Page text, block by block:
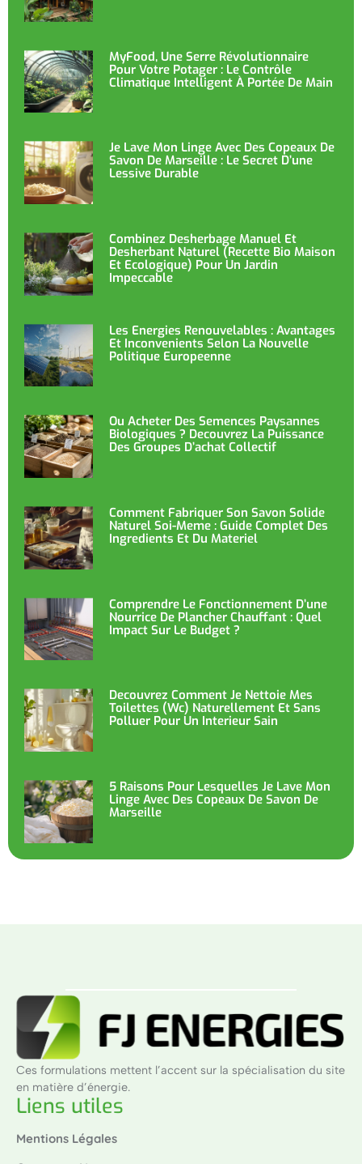
MyFood, Une Serre Révolutionnaire
Pour Votre Potager : Le Contrôle
Climatique Intelligent À Portée De Main
Je Lave Mon Linge Avec Des Copeaux De
Savon De Marseille : Le Secret D’une
Lessive Durable
Combinez Desherbage Manuel Et
Desherbant Naturel (recette Bio Maison
Et Ecologique) Pour Un Jardin
Impeccable
Les Energies Renouvelables : Avantages
Et Inconvenients Selon La Nouvelle
Politique Europeenne
Ou Acheter Des Semences Paysannes
Biologiques ? Decouvrez La Puissance
Des Groupes D’achat Collectif
Comment Fabriquer Son Savon Solide
Naturel Soi-Meme : Guide Complet Des
Ingredients Et Du Materiel
Comprendre Le Fonctionnement D’une
Nourrice De Plancher Chauffant : Quel
Impact Sur Le Budget ?
Decouvrez Comment Je Nettoie Mes
Toilettes (wc) Naturellement Et Sans
Polluer Pour Un Interieur Sain
5 Raisons Pour Lesquelles Je Lave Mon
Linge Avec Des Copeaux De Savon De
Marseille
Ces formulations mettent l’accent sur la spécialisation du site
en matière d’énergie.
Liens utiles
Mentions Légales